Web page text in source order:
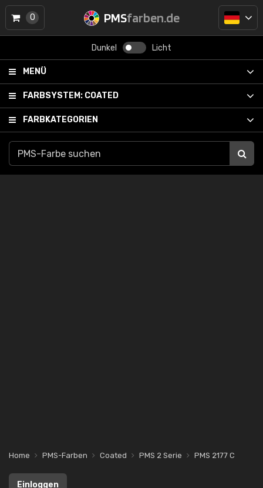
PMSfarben.de
Dunkel Licht
MENÜ
FARBSYSTEM: COATED
FARBKATEGORIEN
0
Home PMS-Farben Coated PMS 2 Serie PMS 2177 C
Einloggen